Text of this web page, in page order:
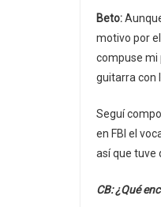
Beto:
motivo por
compuse mi
guitarra con
Seguí
en FBI el
así que tuve
CB: ¿Qué